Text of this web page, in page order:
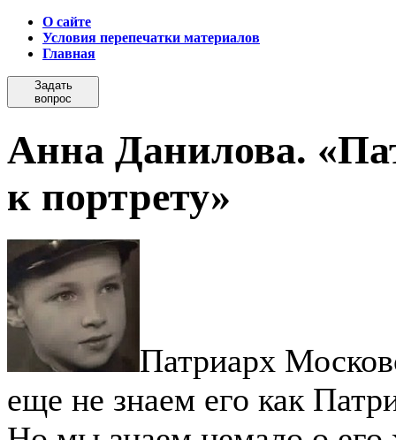
О сайте
Условия перепечатки материалов
Главная
Задать
вопрос
Анна Данилова.
к портрету»
Патриарх
еще не знаем его как